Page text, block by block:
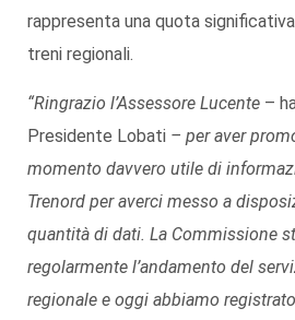
rappresenta una quota
treni regionali.
“Ringrazio l’Assessore Lucente –
Presidente Lobati – per aver
momento davvero utile di
Trenord per averci messo a
quantità di dati. La Commissione
regolarmente l’andamento del
regionale e oggi abbiamo